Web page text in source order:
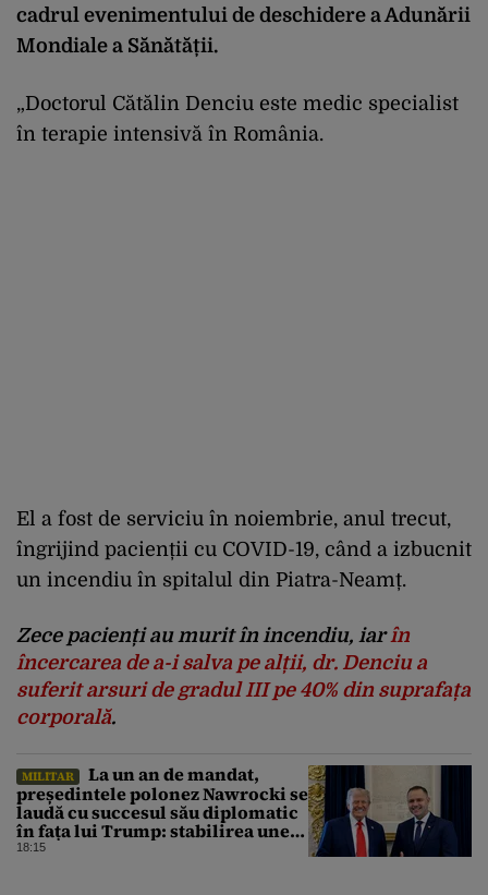
cadrul evenimentului de deschidere a Adunării
Mondiale a Sănătății.
„Doctorul Cătălin Denciu este medic specialist
în terapie intensivă în România.
El a fost de serviciu în noiembrie, anul trecut,
îngrijind pacienții cu COVID-19, când a izbucnit
un incendiu în spitalul din Piatra-Neamț.
Zece pacienți au murit în incendiu, iarîn
încercarea de a-i salva pe alții, dr. Denciu a
suferit arsuri de gradul III pe 40% din suprafața
corporală.
MILITAR
La un an de mandat,
președintele polonez Nawrocki se
laudă cu succesul său diplomatic
în fața lui Trump: stabilirea unei
prezențe americane permanente
18:15